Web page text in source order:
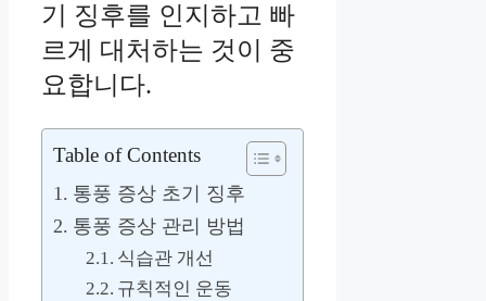
기 징후를 인지하고 빠
르게 대처하는 것이 중
요합니다.
Table of Contents
통풍 증상 초기 징후
통풍 증상 관리 방법
식습관 개선
규칙적인 운동